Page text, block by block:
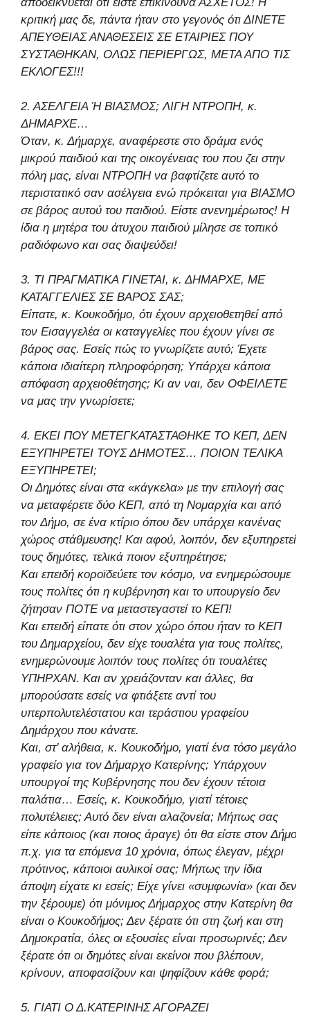
αποδεικνύεται ότι είστε επικίνδυνα ΑΣΧΕΤΟΣ! Η
κριτική μας δε, πάντα ήταν στο γεγονός ότι ΔΙΝΕΤΕ
ΑΠΕΥΘΕΙΑΣ ΑΝΑΘΕΣΕΙΣ ΣΕ ΕΤΑΙΡΙΕΣ ΠΟΥ
ΣΥΣΤΑΘΗΚΑΝ, ΟΛΩΣ ΠΕΡΙΕΡΓΩΣ, ΜΕΤΑ ΑΠΟ ΤΙΣ
ΕΚΛΟΓΕΣ!!!
2. ΑΣΕΛΓΕΙΑ Ή ΒΙΑΣΜΟΣ; ΛΙΓΗ ΝΤΡΟΠΗ, κ.
ΔΗΜΑΡΧΕ…
Όταν, κ. Δήμαρχε, αναφέρεστε στο δράμα ενός
μικρού παιδιού και της οικογένειας του που ζει στην
πόλη μας, είναι ΝΤΡΟΠΗ να βαφτίζετε αυτό το
περιστατικό σαν ασέλγεια ενώ πρόκειται για ΒΙΑΣΜΟ
σε βάρος αυτού του παιδιού. Είστε ανενημέρωτος! Η
ίδια η μητέρα του άτυχου παιδιού μίλησε σε τοπικό
ραδιόφωνο και σας διαψεύδει!
3. ΤΙ ΠΡΑΓΜΑΤΙΚΑ ΓΙΝΕΤΑΙ, κ. ΔΗΜΑΡΧΕ, ΜΕ
ΚΑΤΑΓΓΕΛΙΕΣ ΣΕ ΒΑΡΟΣ ΣΑΣ;
Είπατε, κ. Κουκοδήμο, ότι έχουν αρχειοθετηθεί από
τον Εισαγγελέα οι καταγγελίες που έχουν γίνει σε
βάρος σας. Εσείς πώς το γνωρίζετε αυτό; Έχετε
κάποια ιδιαίτερη πληροφόρηση; Υπάρχει κάποια
απόφαση αρχειοθέτησης; Κι αν ναι, δεν ΟΦΕΙΛΕΤΕ
να μας την γνωρίσετε;
4. ΕΚΕΙ ΠΟΥ ΜΕΤΕΓΚΑΤΑΣΤΑΘΗΚΕ ΤΟ ΚΕΠ, ΔΕΝ
ΕΞΥΠΗΡΕΤΕΙ ΤΟΥΣ ΔΗΜΟΤΕΣ… ΠΟΙΟΝ ΤΕΛΙΚΑ
ΕΞΥΠΗΡΕΤΕΙ;
Οι Δημότες είναι στα «κάγκελα» με την επιλογή σας
να μεταφέρετε δύο ΚΕΠ, από τη Νομαρχία και από
τον Δήμο, σε ένα κτίριο όπου δεν υπάρχει κανένας
χώρος στάθμευσης! Και αφού, λοιπόν, δεν εξυπηρετεί
τους δημότες, τελικά ποιον εξυπηρέτησε;
Και επειδή κοροϊδεύετε τον κόσμο, να ενημερώσουμε
τους πολίτες ότι η κυβέρνηση και το υπουργείο δεν
ζήτησαν ΠΟΤΕ να μεταστεγαστεί το ΚΕΠ!
Και επειδή είπατε ότι στον χώρο όπου ήταν το ΚΕΠ
του Δημαρχείου, δεν είχε τουαλέτα για τους πολίτες,
ενημερώνουμε λοιπόν τους πολίτες ότι τουαλέτες
ΥΠΗΡΧΑΝ. Και αν χρειάζονταν και άλλες, θα
μπορούσατε εσείς να φτιάξετε αντί του
υπερπολυτελέστατου και τεράστιου γραφείου
Δημάρχου που κάνατε.
Και, στ’ αλήθεια, κ. Κουκοδήμο, γιατί ένα τόσο μεγάλο
γραφείο για τον Δήμαρχο Κατερίνης; Υπάρχουν
υπουργοί της Κυβέρνησης που δεν έχουν τέτοια
παλάτια… Εσείς, κ. Κουκοδήμο, γιατί τέτοιες
πολυτέλειες; Αυτό δεν είναι αλαζονεία; Μήπως σας
είπε κάποιος (και ποιος άραγε) ότι θα είστε στον Δήμο
π.χ. για τα επόμενα 10 χρόνια, όπως έλεγαν, μέχρι
πρότινος, κάποιοι αυλικοί σας; Μήπως την ίδια
άποψη είχατε κι εσείς; Είχε γίνει «συμφωνία» (και δεν
την ξέρουμε) ότι μόνιμος Δήμαρχος στην Κατερίνη θα
είναι ο Κουκοδήμος; Δεν ξέρατε ότι στη ζωή και στη
Δημοκρατία, όλες οι εξουσίες είναι προσωρινές; Δεν
ξέρατε ότι οι δημότες είναι εκείνοι που βλέπουν,
κρίνουν, αποφασίζουν και ψηφίζουν κάθε φορά;
5. ΓΙΑΤΙ Ο Δ.ΚΑΤΕΡΙΝΗΣ ΑΓΟΡΑΖΕΙ